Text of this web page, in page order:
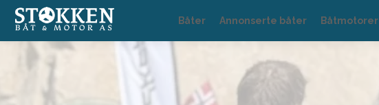
Båter Annonserte båter Båtmotorer